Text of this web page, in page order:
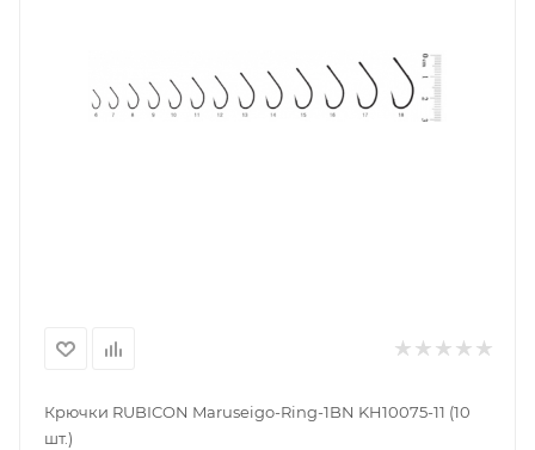
Крючки RUBICON Maruseigo-Ring-1BN KH10075-11 (10
шт.)